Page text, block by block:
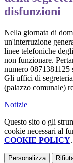
disfunzioni
Nella giornata di
un'interruzione
linee telefoniche
non funzionare.
numero 0871381125
Gli uffici di
(palazzo comunale)
Notizie
Questo sito o gli
cookie necessari al
COOKIE POLICY.
Personalizza